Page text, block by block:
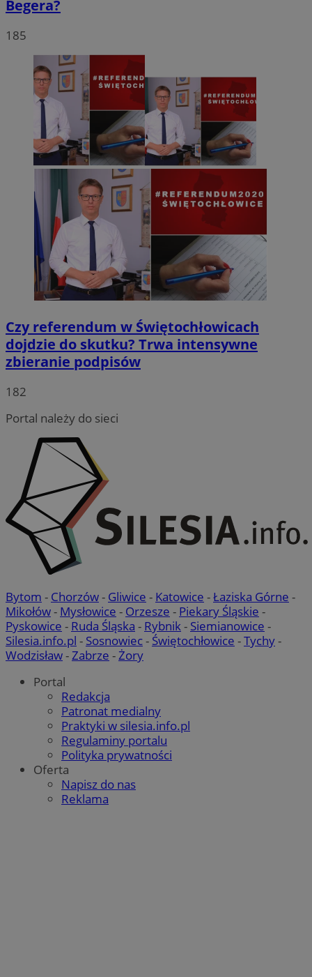
Begera?
185
Czy referendum w Świętochłowicach
dojdzie do skutku? Trwa intensywne
zbieranie podpisów
182
Portal należy do sieci
Bytom - Chorzów- Gliwice - Katowice -Łaziska Górne -
Mikołów- Mysłowice - Orzesze - Piekary Śląskie -
Pyskowice - Ruda Śląska - Rybnik- Siemianowice -
Silesia.info.pl - Sosnowiec- Świętochłowice -Tychy-
Wodzisław-Zabrze -Żory
Portal
Redakcja
Patronat medialny
Praktyki w silesia.info.pl
Regulaminy portalu
Polityka prywatności
Oferta
Napisz do nas
Reklama